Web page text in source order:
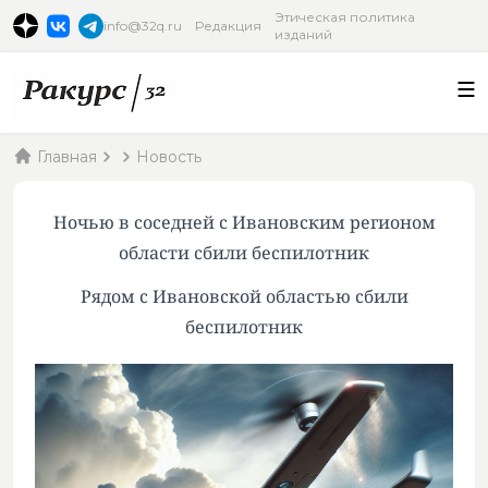
info@32q.ru Редакция
Этическая политика
изданий
Главная Новость
Ночью в соседней с Ивановским регионом
области сбили беспилотник
Рядом с Ивановской областью сбили
беспилотник